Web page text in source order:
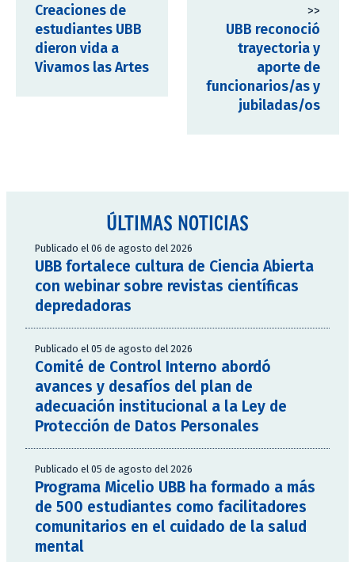
Creaciones de
estudiantes UBB
dieron vida a
Vivamos las Artes
>>
UBB reconoció
trayectoria y
aporte de
funcionarios/as y
jubiladas/os
ÚLTIMAS NOTICIAS
Publicado el 06 de agosto del 2026
UBB fortalece cultura de Ciencia Abierta
con webinar sobre revistas científicas
depredadoras
Publicado el 05 de agosto del 2026
Comité de Control Interno abordó
avances y desafíos del plan de
adecuación institucional a la Ley de
Protección de Datos Personales
Publicado el 05 de agosto del 2026
Programa Micelio UBB ha formado a más
de 500 estudiantes como facilitadores
comunitarios en el cuidado de la salud
mental